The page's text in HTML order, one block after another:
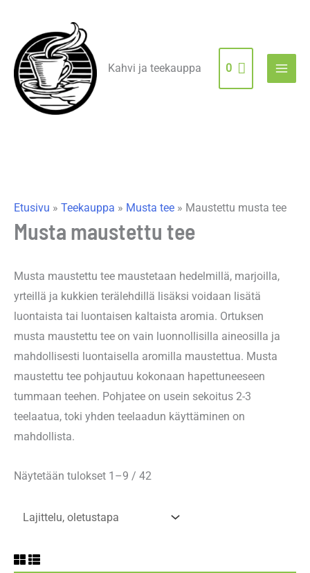
Kahvi ja teekauppa 0
Etusivu » Teekauppa » Musta tee » Maustettu musta tee
Musta maustettu tee
Musta maustettu tee maustetaan hedelmillä, marjoilla,
yrteillä ja kukkien terälehdillä lisäksi voidaan lisätä
luontaista tai luontaisen kaltaista aromia. Ortuksen
musta maustettu tee on vain luonnollisilla aineosilla ja
mahdollisesti luontaisella aromilla maustettua. Musta
maustettu tee pohjautuu kokonaan hapettuneeseen
tummaan teehen. Pohjatee on usein sekoitus 2-3
teelaatua, toki yhden teelaadun käyttäminen on
mahdollista.
Näytetään tulokset 1–9 / 42